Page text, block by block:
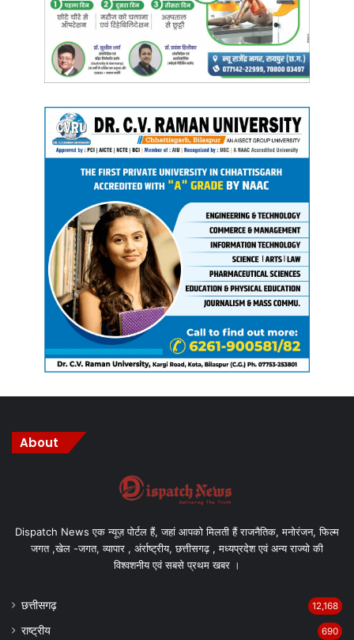
About
Dispatch News एक न्यूज़ पोर्टल हैं, जहां आपको मिलती हैं राजनैतिक, मनोरंजन, फिल्म
जगत ,खेल -जगत, व्यापार , अंर्राष्ट्रीय, छत्तीसगढ़ , मध्यप्रदेश एवं अन्य राज्यो की
विश्वशनीय एवं सबसे प्रथम खबर ।
छत्तीसगढ़ 12,168
राष्ट्रीय 690